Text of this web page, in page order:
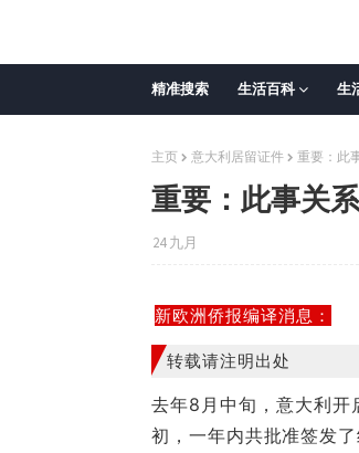
精准搜索 生活百科 生
主页 意大利居留证件 重要：此
重要：此事关
24 九月
新欧洲侨报编译消息：
转载请注明出处
去年8月中旬，意大利开
初，一年内共批准签发